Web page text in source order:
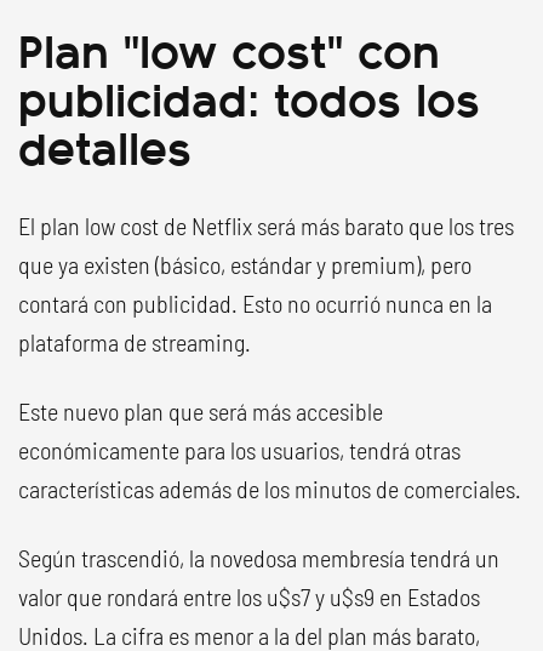
Plan "low cost" con
publicidad: todos los
detalles
El plan low cost de Netflix será más barato que los tres
que ya existen (básico, estándar y premium), pero
contará con publicidad. Esto no ocurrió nunca en la
plataforma de streaming.
Este nuevo plan que será más accesible
económicamente para los usuarios, tendrá otras
características además de los minutos de comerciales.
Según trascendió, la novedosa membresía tendrá un
valor que rondará entre los u$s7 y u$s9 en Estados
Unidos. La cifra es menor a la del plan más barato,